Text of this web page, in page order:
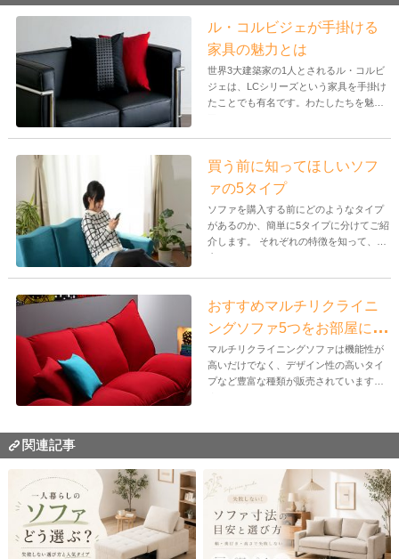
ル・コルビジェが手掛ける
家具の魅力とは
世界3大建築家の1人とされるル・コルビ
ジェは、LCシリーズという家具を手掛け
たことでも有名です。わたしたちを魅
買う前に知ってほしいソフ
ァの5タイプ
ソファを購入する前にどのようなタイプ
があるのか、簡単に5タイプに分けてご紹
介します。 それぞれの特徴を知って、
おすすめマルチリクライニ
ングソファ5つをお部屋に合
わせてご提案
マルチリクライニングソファは機能性が
高いだけでなく、デザイン性の高いタイ
プなど豊富な種類が販売されています。
関連記事